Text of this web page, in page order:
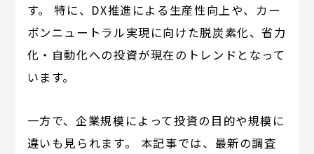
す。 特に、DX推進による生産性向上や、カー
ボンニュートラル実現に向けた脱炭素化、省力
化・自動化への投資が現在のトレンドとなって
います。
一方で、企業規模によって投資の目的や規模に
違いも見られます。 本記事では、最新の調査